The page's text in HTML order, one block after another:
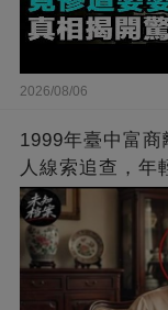
2026/08/06
1999年臺中富
人線索追查，